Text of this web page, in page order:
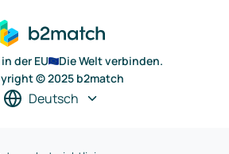
der EU
Die Welt verbinden.
© 2025 b2match
Deutsch